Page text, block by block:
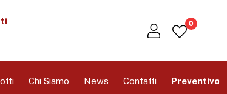
0
Chi Siamo News Contatti Preventivo